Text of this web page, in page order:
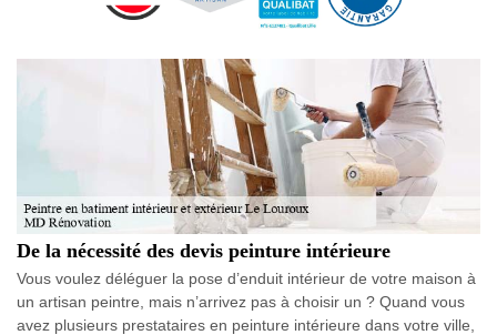
De la nécessité des devis peinture intérieure
Vous voulez déléguer la pose d’enduit intérieur de votre maison à
un artisan peintre, mais n’arrivez pas à choisir un ? Quand vous
avez plusieurs prestataires en peinture intérieure dans votre ville,